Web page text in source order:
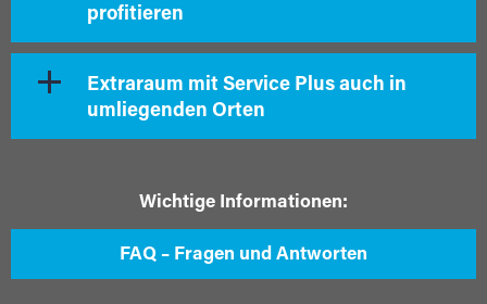
profitieren
Extraraum mit Service Plus auch in
umliegenden Orten
Wichtige Informationen:
FAQ – Fragen und Antworten